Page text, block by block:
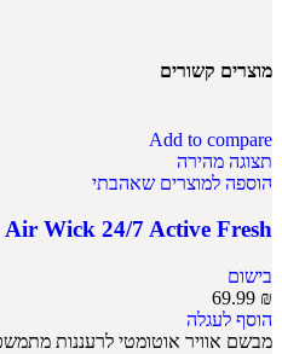
מוצרים קשורים
Add to compare
תצוגה מהירה
הוספה למוצרים שאהבתי
Air Wick 24/7 Active Fresh
בישום
69.99 ₪
הוסף לעגלה
מבשם אוויר אוטומטי לרעננות